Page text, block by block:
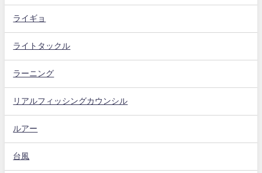
ライギョ
ライトタックル
ラーニング
リアルフィッシングカウンシル
ルアー
台風